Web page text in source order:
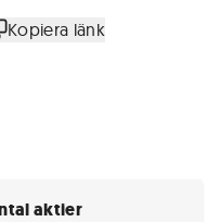
Kopiera länk
aktier